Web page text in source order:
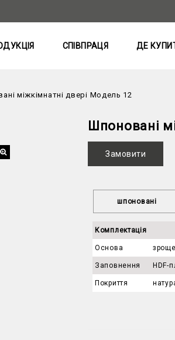
СПІВПРАЦЯ ДЕ
міжкімнатні двері Модель 12
Шпоновані
Замовити
шпоновані
Комплектація
Основа
Заповнення HDF-
Покриття